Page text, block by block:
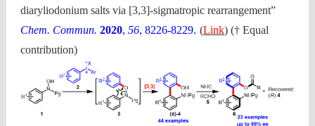
diaryliodonium salts via [3,3]-sigmatropic rearrangement”
Chem. Commun. 2020, 56, 8226-8229. (Link) († Equal
contribution)